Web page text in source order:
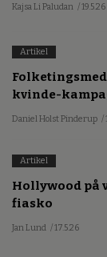
Kajsa Li Paludan / 19.5.26
Artikel
kvinde-
Daniel Holst Pinderup /
Artikel
Hollywood på
fiasko
Jan Lund / 17.5.26